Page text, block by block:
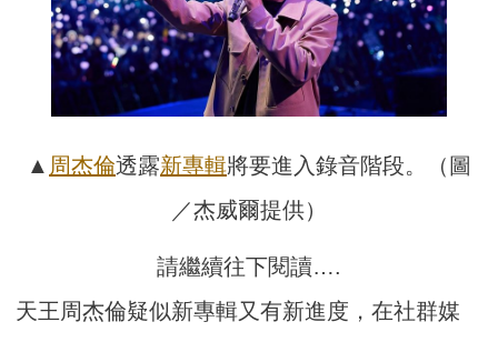
▲ 周杰倫透露新專輯將要進入錄音階段。（圖
／杰威爾提供）
請繼續往下閱讀….
天王周杰倫疑似新專輯又有新進度，在社群媒